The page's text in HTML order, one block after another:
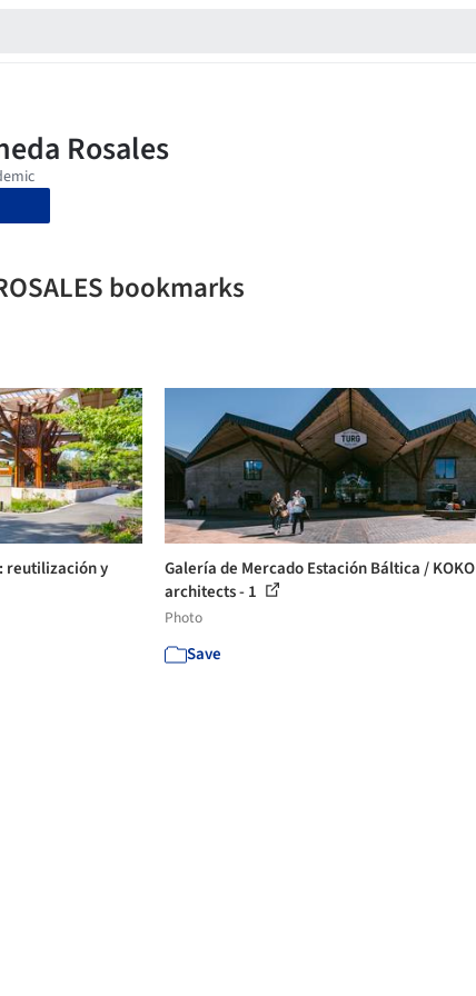
bookmarks
reutilización y
Galería de Mercado Estación Báltica / KOKO
architects - 1
Photo
Save